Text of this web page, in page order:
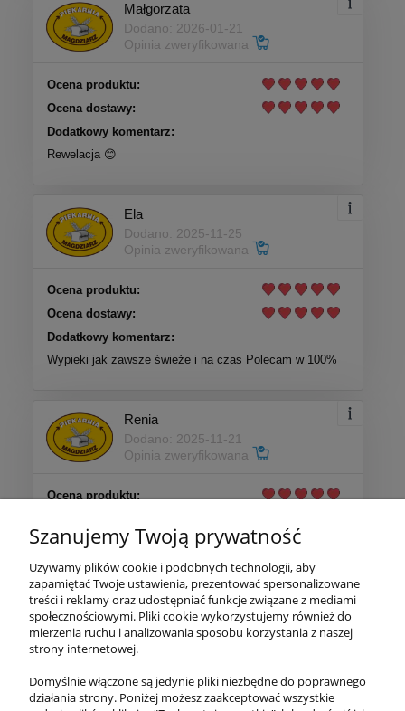
Małgorzata
Dodano: 2026-01-21
Opinia zweryfikowana
Ocena produktu:
Ocena dostawy:
Dodatkowy komentarz:
Rewelacja 😊
Ela
Dodano: 2025-11-25
Opinia zweryfikowana
Ocena produktu:
Ocena dostawy:
Dodatkowy komentarz:
Wypieki jak zawsze świeże i na czas Polecam w 100%
Renia
Dodano: 2025-11-21
Opinia zweryfikowana
Ocena produktu:
Dodatkowy komentarz:
Pieczywo świeże i pyszne, dostarczone zawsze zgodnie
z zamówieniem i na deklarowany czas, zapakowane
solidnie- również adekwatnie do pogody. Bardzo
polecam!!!
Szanujemy Twoją prywatność
Używamy plików cookie i podobnych technologii, aby
zapamiętać Twoje ustawienia, prezentować spersonalizowane
treści i reklamy oraz udostępniać funkcje związane z mediami
społecznościowymi. Pliki cookie wykorzystujemy również do
mierzenia ruchu i analizowania sposobu korzystania z naszej
strony internetowej.
Domyślnie włączone są jedynie pliki niezbędne do poprawnego
działania strony. Poniżej możesz zaakceptować wszystkie